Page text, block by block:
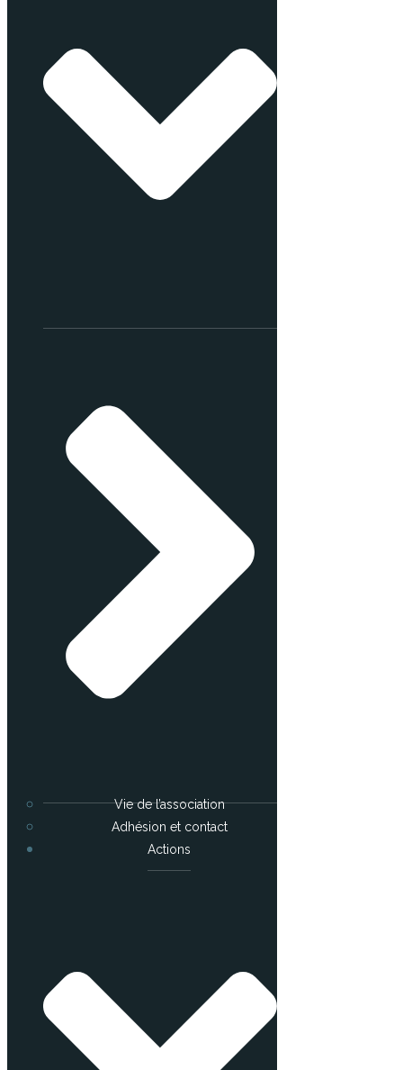
Vie de l’association
Adhésion et contact
Actions